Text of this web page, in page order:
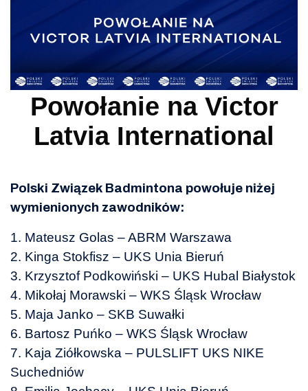
Powołanie na Victor
Latvia International
Polski Związek Badmintona powołuje niżej
wymienionych zawodników:
1. Mateusz Golas – ABRM Warszawa
2. Kinga Stokfisz – UKS Unia Bieruń
3. Krzysztof Podkowiński – UKS Hubal Białystok
4. Mikołaj Morawski – WKS Śląsk Wrocław
5. Maja Janko – SKB Suwałki
6. Bartosz Puńko – WKS Śląsk Wrocław
7. Kaja Ziółkowska – PULSLIFT UKS NIKE
Suchedniów